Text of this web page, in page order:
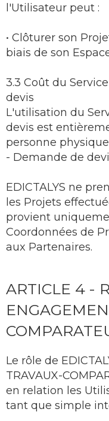
l'Utilisateur peut :
• Clôturer son
biais de son
3.3 Coût du
devis
L'utilisation du
devis est
personne
- Demande de
EDICTALYS ne
les Projets
provient
Coordonnées de
aux Partenaires.
ARTICLE 4 -
Le rôle de
TRAVAUX-
en relation les
tant que simple